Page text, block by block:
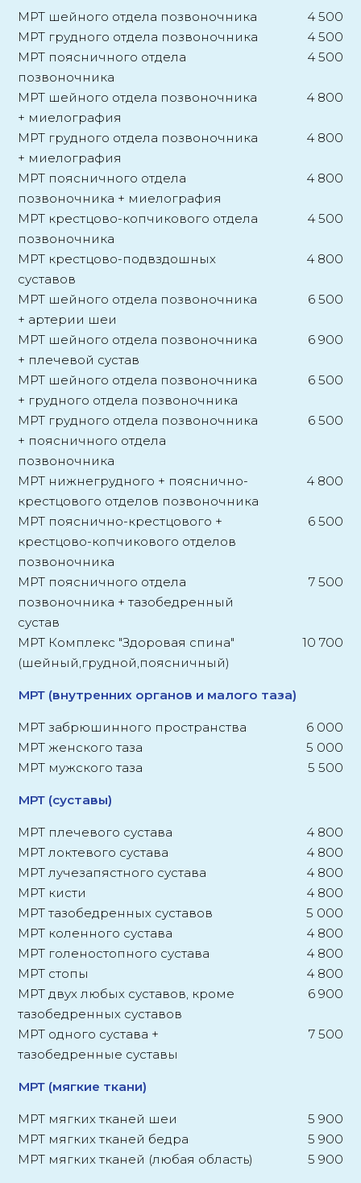
МРТ шейного отдела позвоночника
4 500
МРТ грудного отдела позвоночника
4 500
МРТ поясничного отдела
позвоночника
4 500
МРТ шейного отдела позвоночника
+ миелография
4 800
МРТ грудного отдела позвоночника
+ миелография
4 800
МРТ поясничного отдела
позвоночника + миелография
4 800
МРТ крестцово-копчикового отдела
позвоночника
4 500
МРТ крестцово-подвздошных
суставов
4 800
МРТ шейного отдела позвоночника
+ артерии шеи
6 500
МРТ шейного отдела позвоночника
+ плечевой сустав
6 900
МРТ шейного отдела позвоночника
+ грудного отдела позвоночника
6 500
МРТ грудного отдела позвоночника
+ поясничного отдела
позвоночника
6 500
МРТ нижнегрудного + пояснично-
крестцового отделов позвоночника
4 800
МРТ пояснично-крестцового +
крестцово-копчикового отделов
позвоночника
6 500
МРТ поясничного отдела
позвоночника + тазобедренный
сустав
7 500
МРТ Комплекс "Здоровая спина"
(шейный,грудной,поясничный)
10 700
МРТ (внутренних органов и малого таза)
МРТ забрюшинного пространства
6 000
МРТ женского таза
5 000
МРТ мужского таза
5 500
МРТ (суставы)
МРТ плечевого сустава
4 800
МРТ локтевого сустава
4 800
МРТ лучезапястного сустава
4 800
МРТ кисти
4 800
МРТ тазобедренных суставов
5 000
МРТ коленного сустава
4 800
МРТ голеностопного сустава
4 800
МРТ стопы
4 800
МРТ двух любых суставов, кроме
тазобедренных суставов
6 900
МРТ одного сустава +
тазобедренные суставы
7 500
МРТ (мягкие ткани)
МРТ мягких тканей шеи
5 900
МРТ мягких тканей бедра
5 900
МРТ мягких тканей (любая область)
5 900